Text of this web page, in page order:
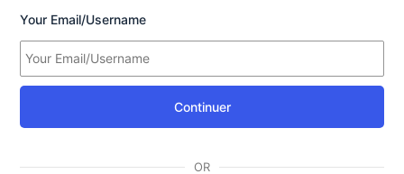
Your Email/Username
Continuer
OR